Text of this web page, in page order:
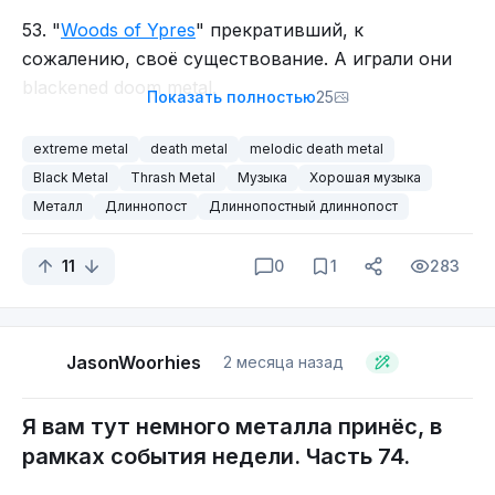
Ну что же, пришла пора послушать их
До новых встреч!
Всем металл \m/
комментариях. Мне так хоть проще будет
понимать, в какую сторону копать. Ну или не
На сегодня, до завтра!
Всем металл \m/
53. "Woods of Ypres" прекративший, к
сожалению, своё существование. А играли они
blackened doom metal.
54. " Woods of Desolation
" атмосферный и
Показать полностью25
extreme metal death metal
melodic death metal
Black Metal
Thrash Metal Музыка
Хорошая музыка
Металл
Длиннопост Длиннопостный длиннопост
11 0 1 283
JasonWoorhies 2 месяца назад
Я вам тут немного металла принёс, в
рамках события недели. Часть 74.